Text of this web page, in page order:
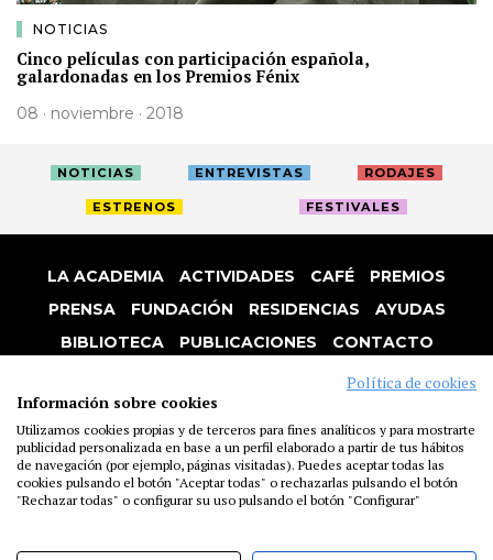
NOTICIAS
Cinco películas con participación española,
galardonadas en los Premios Fénix
08 · noviembre · 2018
NOTICIAS ENTREVISTAS RODAJES
ESTRENOS FESTIVALES
LA ACADEMIA ACTIVIDADES CAFÉ
PREMIOS
PRENSA
FUNDACIÓN RESIDENCIAS
AYUDAS
BIBLIOTECA
PUBLICACIONES
CONTACTO
COOKIES
Política de cookies
Información sobre cookies
Utilizamos cookies propias y de terceros para fines analíticos y para mostrarte
publicidad personalizada en base a un perfil elaborado a partir de tus hábitos
de navegación (por ejemplo, páginas visitadas). Puedes aceptar todas las
cookies pulsando el botón "Aceptar todas" o rechazarlas pulsando el botón
"Rechazar todas" o configurar su uso pulsando el botón "Configurar"